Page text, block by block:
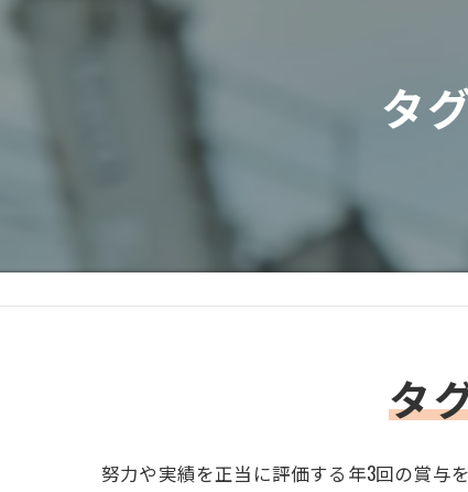
タ
タ
努力や実績を正当に評価する年3回の賞与